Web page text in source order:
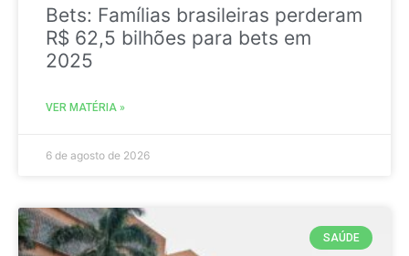
Bets: Famílias brasileiras perderam
R$ 62,5 bilhões para bets em
2025
VER MATÉRIA »
6 de agosto de 2026
SAÚDE